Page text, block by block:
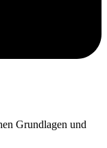
Grundlagen und